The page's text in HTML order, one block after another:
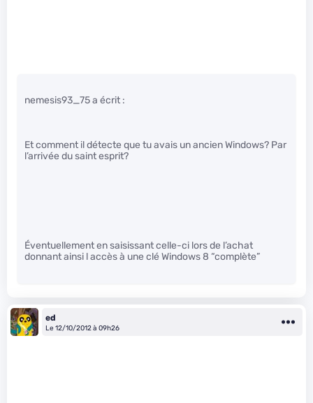
nemesis93_75 a écrit :
Et comment il détecte que tu avais un ancien Windows? Par
l’arrivée du saint esprit?
Éventuellement en saisissant celle-ci lors de l’achat
donnant ainsi l accès à une clé Windows 8 “complète”
ed
Le 12/10/2012 à 09h26